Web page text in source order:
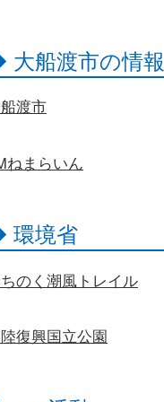
船渡市の情報
渡市
ねまらいん
環境省
のく潮風トレイル
復興国立公園